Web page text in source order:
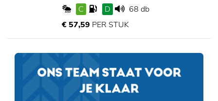
C
D
68 db
€ 57,59 PER STUK